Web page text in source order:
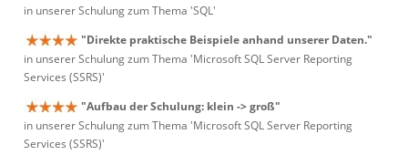
in unserer Schulung zum Thema 'SQL'
"Direkte praktische Beispiele anhand unserer Daten."
in unserer Schulung zum Thema 'Microsoft SQL Server Reporting
Services (SSRS)'
"Aufbau der Schulung: klein -> groß"
in unserer Schulung zum Thema 'Microsoft SQL Server Reporting
Services (SSRS)'